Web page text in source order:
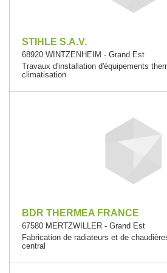
STIHLE S.A.V.
68920 WINTZENHEIM - Grand Est
Travaux d'installation d'équipements
climatisation
BDR THERMEA FRANCE
67580 MERTZWILLER - Grand Est
Fabrication de radiateurs et de
central